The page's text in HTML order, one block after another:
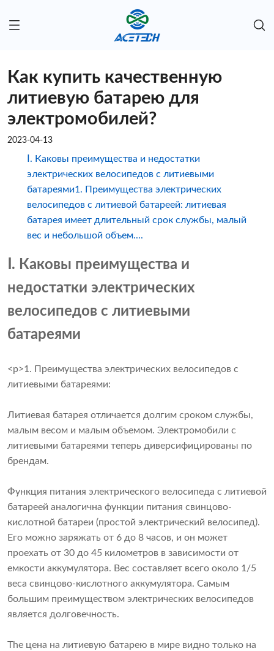
Как купить качественную
литиевую батарею для
электромобилей?
2023-04-13
Ⅰ. Каковы преимущества и недостатки
электрических велосипедов с литиевыми
батареями1. Преимущества электрических
велосипедов с литиевой батареей: литиевая
батарея имеет длительный срок службы, малый
вес и небольшой объем....
Ⅰ. Каковы преимущества и
недостатки электрических
велосипедов с литиевыми
батареями
<р>1. Преимущества электрических велосипедов с
литиевыми батареями:
Литиевая батарея отличается долгим сроком службы,
малым весом и малым объемом. Электромобили с
литиевыми батареями теперь диверсифицированы по
брендам.
Функция питания электрического велосипеда с литиевой
батареей аналогична функции питания свинцово-
кислотной батареи (простой электрический велосипед).
Его можно заряжать от 6 до 8 часов, и он может
проехать от 30 до 45 километров в зависимости от
емкости аккумулятора. Вес составляет всего около 1/5
веса свинцово-кислотного аккумулятора. Самым
большим преимуществом электрических велосипедов
является долговечность.
The цена на литиевую батарею в мире видно только на